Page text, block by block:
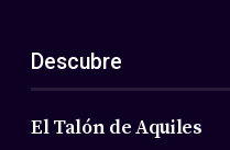
ES
EN
Acerca de nosotros
Miembros
Descubre
El Talón de Aquiles